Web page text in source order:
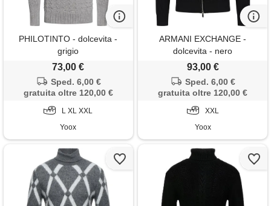
PHILOTINTO - dolcevita -
grigio
73,00 €
Sped. 6,00 €
gratuita oltre 120,00 €
L XL XXL
Yoox
ARMANI EXCHANGE -
dolcevita - nero
93,00 €
Sped. 6,00 €
gratuita oltre 120,00 €
XXL
Yoox